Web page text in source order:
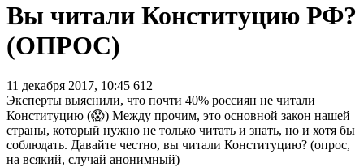
Вы читали Конституцию РФ?
(ОПРОС)
11 декабря 2017, 10:45 612
Эксперты выяснили, что почти 40% россиян не читали
Конституцию (😱) Между прочим, это основной закон нашей
страны, который нужно не только читать и знать, но и хотя бы
соблюдать. Давайте честно, вы читали Конституцию? (опрос,
на всякий, случай анонимный)